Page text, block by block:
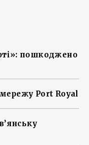
пошкоджено
Port Royal